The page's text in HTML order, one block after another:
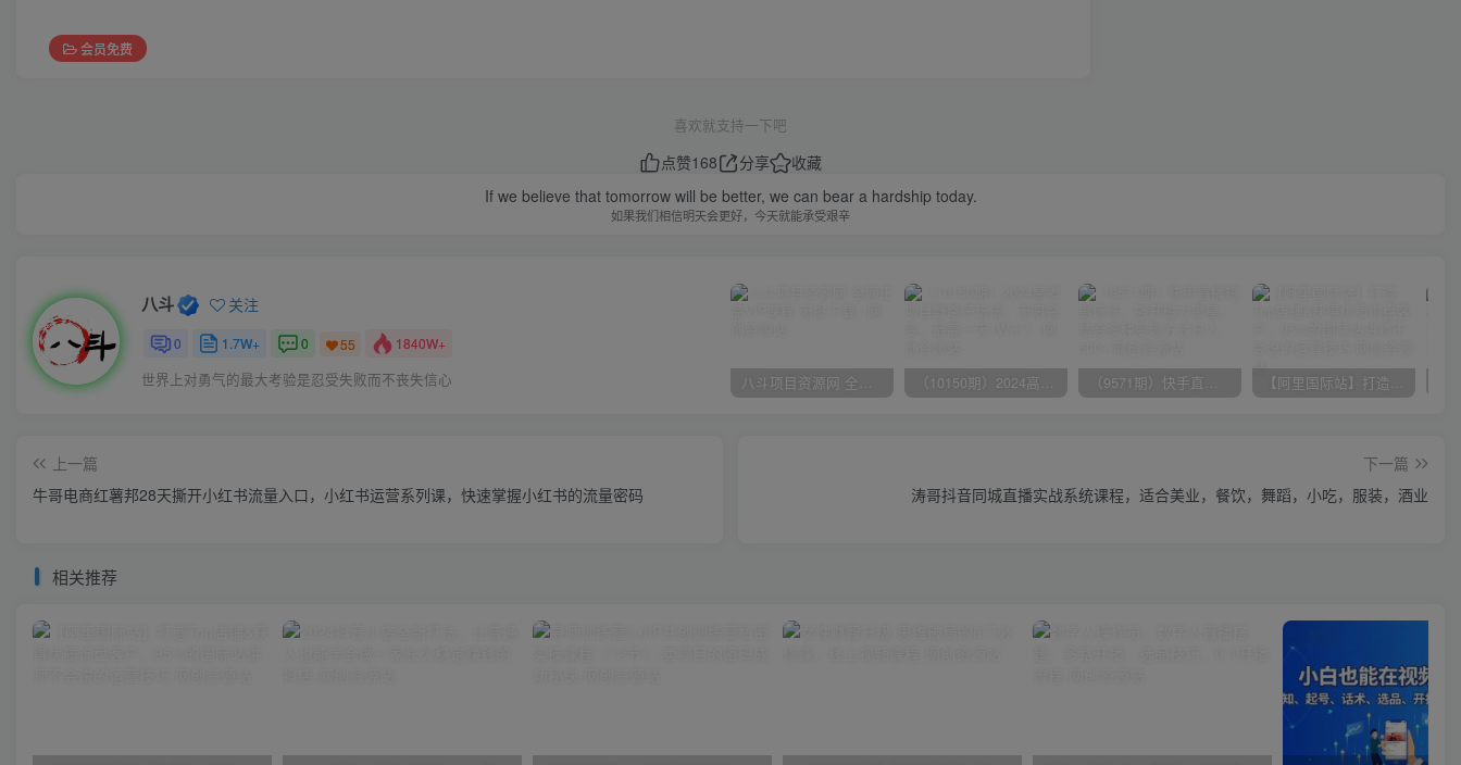
会员免费
喜欢就支持一下吧
点赞168 分享
收藏
If we believe that tomorrow will be better, we can bear a hardship today.
如果我们相信明天会更好，今天就能承受艰辛
八斗 关注
0 1.7W+ 0 55 1840W+
世界上对勇气的最大考验是忍受失败而不丧失信心 八斗项目资源网 全网正品VIP课程 无损下载~ （10150期）2024高考项目野路子玩法，无限裂变，最高一天1W＋！ （9571期）快手直播短剧玩法，强开磁力聚星，结合多种变现方式日入600+ 【阿里国际站】打造Top店铺&获得优质询盘客户，​95%的国际站讲师不会说的运营技巧
上一篇
牛哥电商红薯邦28天撕开小红书流量入口，小红书运营系列课，快速掌握小红书的流量密码
下一篇
涛哥抖音同城直播实战系统课程，适合美业，餐饮，舞蹈，小吃，服装，酒业
相关推荐